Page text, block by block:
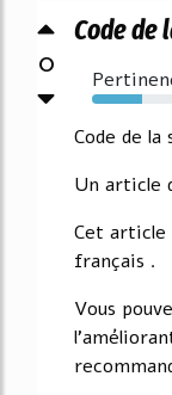
0
Code de
60%
Code de la
Un article
Cet article
français .
Vous